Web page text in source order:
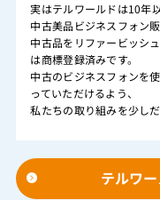
実はテルワールドは10年
中古美品ビジネスフォン販
中古品をリファービッシ
は商標登録済みです。
中古のビジネスフォンを
っていただけるよう、
私たちの取り組みを少し
テルワ